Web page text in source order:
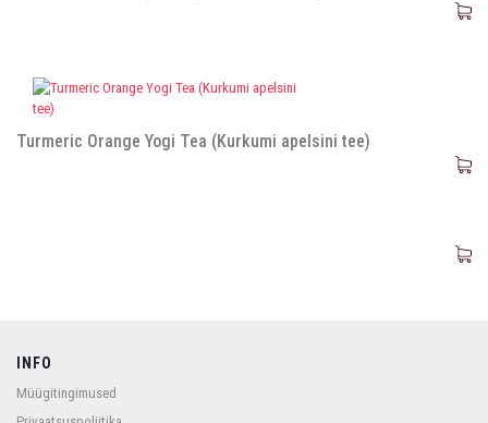
Turmeric Orange Yogi Tea (Kurkumi apelsini tee)
INFO
Müügitingimused